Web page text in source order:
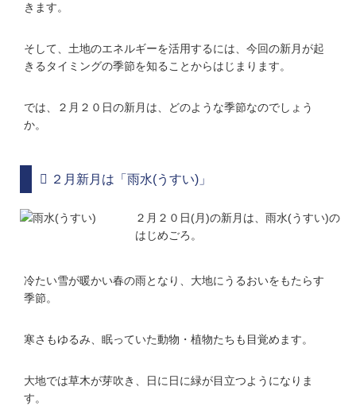
きます。
そして、土地のエネルギーを活用するには、今回の新月が起
きるタイミングの季節を知ることからはじまります。
では、２月２０日の新月は、どのような季節なのでしょう
か。
２月新月は「雨水(うすい)」
２月２０日(月)の新月は、雨水(うすい)の
はじめごろ。
冷たい雪が暖かい春の雨となり、大地にうるおいをもたらす
季節。
寒さもゆるみ、眠っていた動物・植物たちも目覚めます。
大地では草木が芽吹き、日に日に緑が目立つようになりま
す。